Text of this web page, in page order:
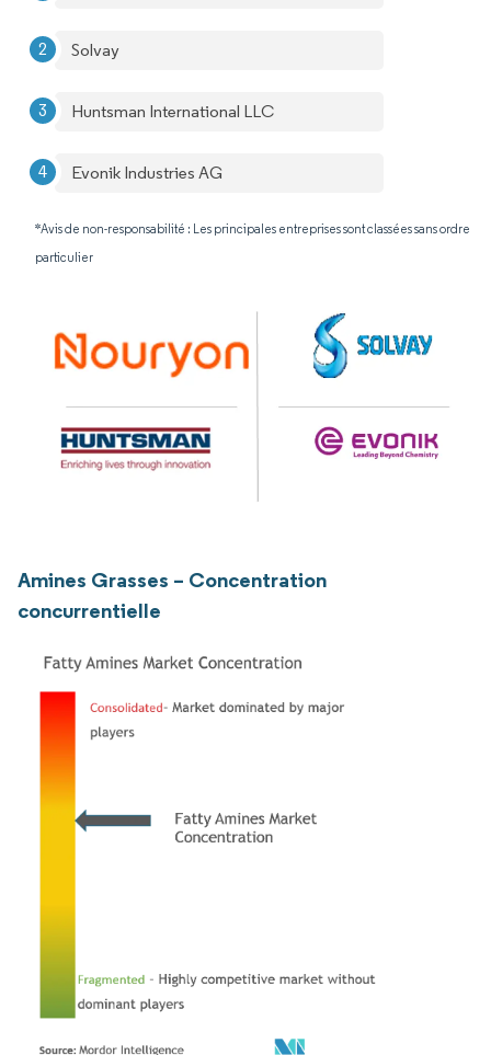
Solvay
Huntsman International LLC
Evonik Industries AG
*Avis de non-responsabilité : Les principales entreprises sont classées sans ordre
particulier
Amines Grasses – Concentration
concurrentielle